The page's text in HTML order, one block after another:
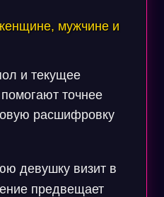
мужчине и
и текущее
точнее
расшифровку
девушку визит в
предвещает